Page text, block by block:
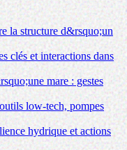
la structure d&rsquo;un
clés et interactions dans
mare : gestes
low-tech, pompes
hydrique et actions